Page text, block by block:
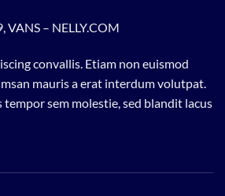
VANS – NELLY.COM
convallis. Etiam non euismod
mauris a erat interdum volutpat.
sem molestie, sed blandit lacus